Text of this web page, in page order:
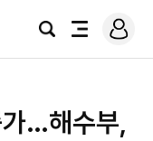
검
전
로
그
가…해수부,